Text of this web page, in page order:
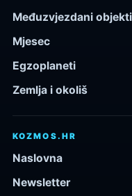
Međuzvjezdani objekti
Mjesec
Egzoplaneti
Zemlja i okoliš
KOZMOS.HR
Naslovna
Newsletter